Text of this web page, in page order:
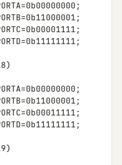
=0b00000000;
=0b11000001;
=0b00001111;
=0b11111111;
)
=0b00000000;
=0b11000001;
=0b00011111;
=0b11111111;
)